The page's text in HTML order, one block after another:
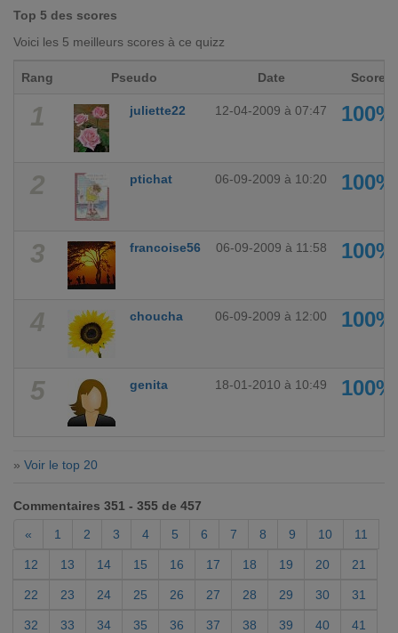
Top 5 des scores
Voici les 5 meilleurs scores à ce quizz
Rang Pseudo Date Score
1 juliette22 12-04-2009 à 07:47 100%
2 ptichat 06-09-2009 à 10:20 100%
3 francoise56 06-09-2009 à 11:58 100%
4 choucha 06-09-2009 à 12:00 100%
5 genita 18-01-2010 à 10:49 100%
» Voir le top 20
Commentaires 351 - 355 de 457
«
1 2 3 4 5 6 7 8 9 10 11
12 13 14 15 16 17 18 19 20 21
22 23 24 25 26 27 28 29 30 31
32 33 34 35 36 37 38 39 40 41